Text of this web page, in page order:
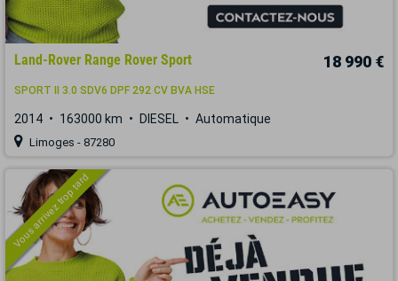
Land-Rover Range Rover Sport 18 990 €
SPORT II 3.0 SDV6 DPF 292 CV BVA HSE
2014 163000 km DIESEL Automatique
Limoges - 87280
Vous arrivez trop tard